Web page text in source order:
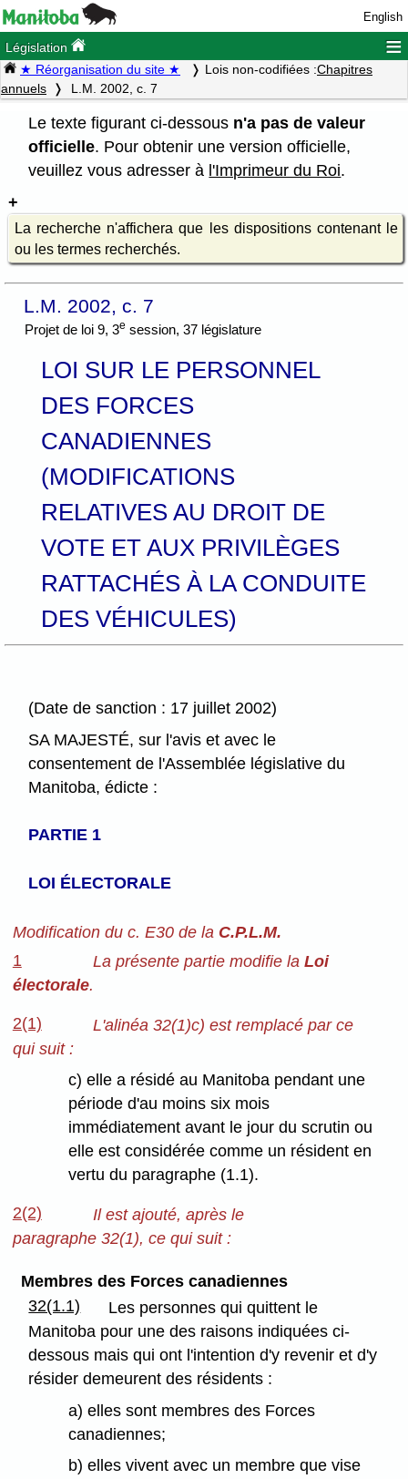
English
Législation ≡
★ Réorganisation du site ★ Lois non-codifiées :Chapitres
annuels
L.M. 2002, c. 7
Le texte figurant ci-dessous n'a pas de valeur
officielle. Pour obtenir une version officielle,
veuillez vous adresser à l'Imprimeur du Roi.
La recherche n'affichera que les dispositions contenant le
ou les termes recherchés.
L.M. 2002, c. 7
Projet de loi 9, 3e session, 37 législature
LOI SUR LE PERSONNEL
DES FORCES
CANADIENNES
(MODIFICATIONS
RELATIVES AU DROIT DE
VOTE ET AUX PRIVILÈGES
RATTACHÉS À LA CONDUITE
DES VÉHICULES)
(Date de sanction : 17 juillet 2002)
SA MAJESTÉ, sur l'avis et avec le
consentement de l'Assemblée législative du
Manitoba, édicte :
PARTIE 1
LOI ÉLECTORALE
Modification du c. E30 de la C.P.L.M.
1
La présente partie modifie la Loi
électorale.
2(1)
L'alinéa 32(1)c) est remplacé par ce
qui suit :
c) elle a résidé au Manitoba pendant une
période d'au moins six mois
immédiatement avant le jour du scrutin ou
elle est considérée comme un résident en
vertu du paragraphe (1.1).
2(2)
Il est ajouté, après le
paragraphe 32(1), ce qui suit :
Membres des Forces canadiennes
32(1.1)
Les personnes qui quittent le
Manitoba pour une des raisons indiquées ci-
dessous mais qui ont l'intention d'y revenir et d'y
résider demeurent des résidents :
a) elles sont membres des Forces
canadiennes;
b) elles vivent avec un membre que vise